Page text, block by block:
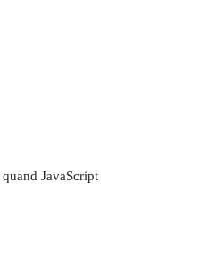
JavaScript